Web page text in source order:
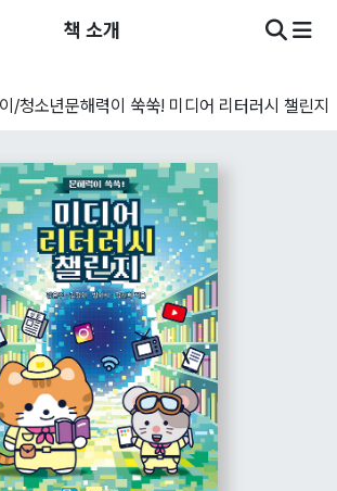
책 소개
/청소년문해력이 쑥쑥! 미디어 리터러시 챌린지